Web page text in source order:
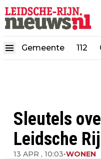
Gemeente 112
Sleutels
Leidsche
13 APR , 10:03•WONEN